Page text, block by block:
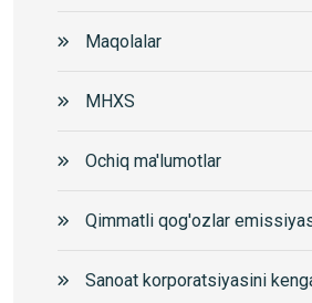
Maqolalar
MHXS
Ochiq ma'lumotlar
Qimmatli qog'ozlar
Sanoat korporatsiyasini